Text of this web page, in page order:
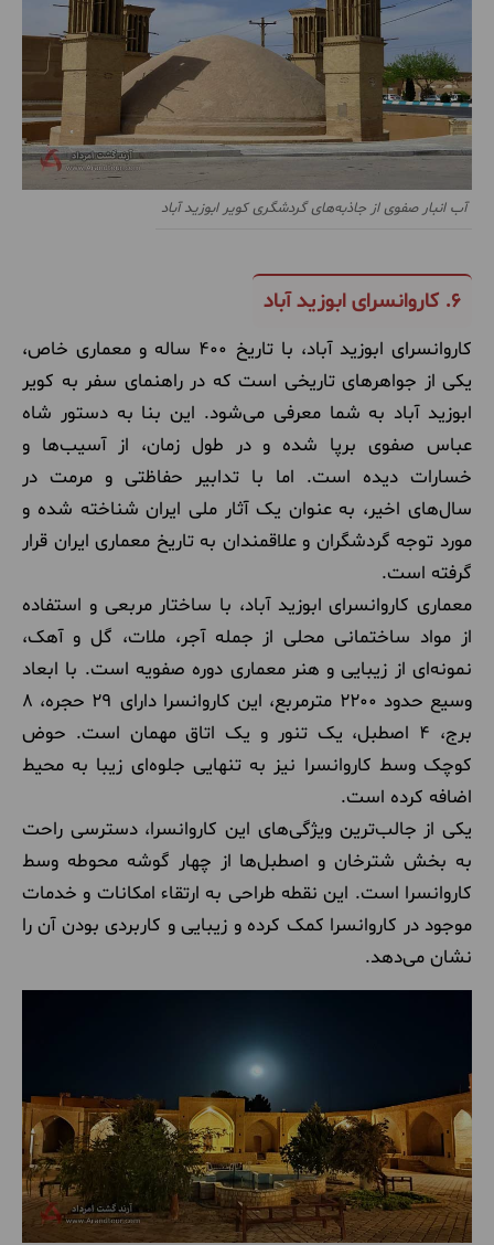
آب انبار صفوی از جاذبه‌های گردشگری کویر ابوزید آباد
6. کاروانسرای ابوزید آباد
کاروانسرای ابوزید آباد، با تاریخ 400 ساله و معماری خاص،
یکی از جواهرهای تاریخی است که در راهنمای سفر به کویر
ابوزید آباد به شما معرفی می‌شود. این بنا به دستور شاه
عباس صفوی برپا شده و در طول زمان، از آسیب‌ها و
خسارات دیده است. اما با تدابیر حفاظتی و مرمت در
سال‌های اخیر، به عنوان یک آثار ملی ایران شناخته شده و
مورد توجه گردشگران و علاقمندان به تاریخ معماری ایران قرار
گرفته است.
معماری کاروانسرای ابوزید آباد، با ساختار مربعی و استفاده
از مواد ساختمانی محلی از جمله آجر، ملات، گل و آهک،
نمونه‌ای از زیبایی و هنر معماری دوره صفویه است. با ابعاد
وسیع حدود 2200 مترمربع، این کاروانسرا دارای 29 حجره، 8
برج، 4 اصطبل، یک تنور و یک اتاق مهمان است. حوض
کوچک وسط کاروانسرا نیز به تنهایی جلوه‌ای زیبا به محیط
اضافه کرده است.
یکی از جالب‌ترین ویژگی‌های این کاروانسرا، دسترسی راحت
به بخش شترخان و اصطبل‌ها از چهار گوشه محوطه وسط
کاروانسرا است. این نقطه طراحی به ارتقاء امکانات و خدمات
موجود در کاروانسرا کمک کرده و زیبایی و کاربردی بودن آن را
نشان می‌دهد.